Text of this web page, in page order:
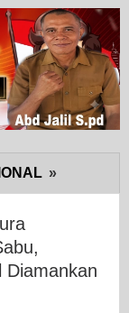
»
Cepat
Gagalkan
Diamankan